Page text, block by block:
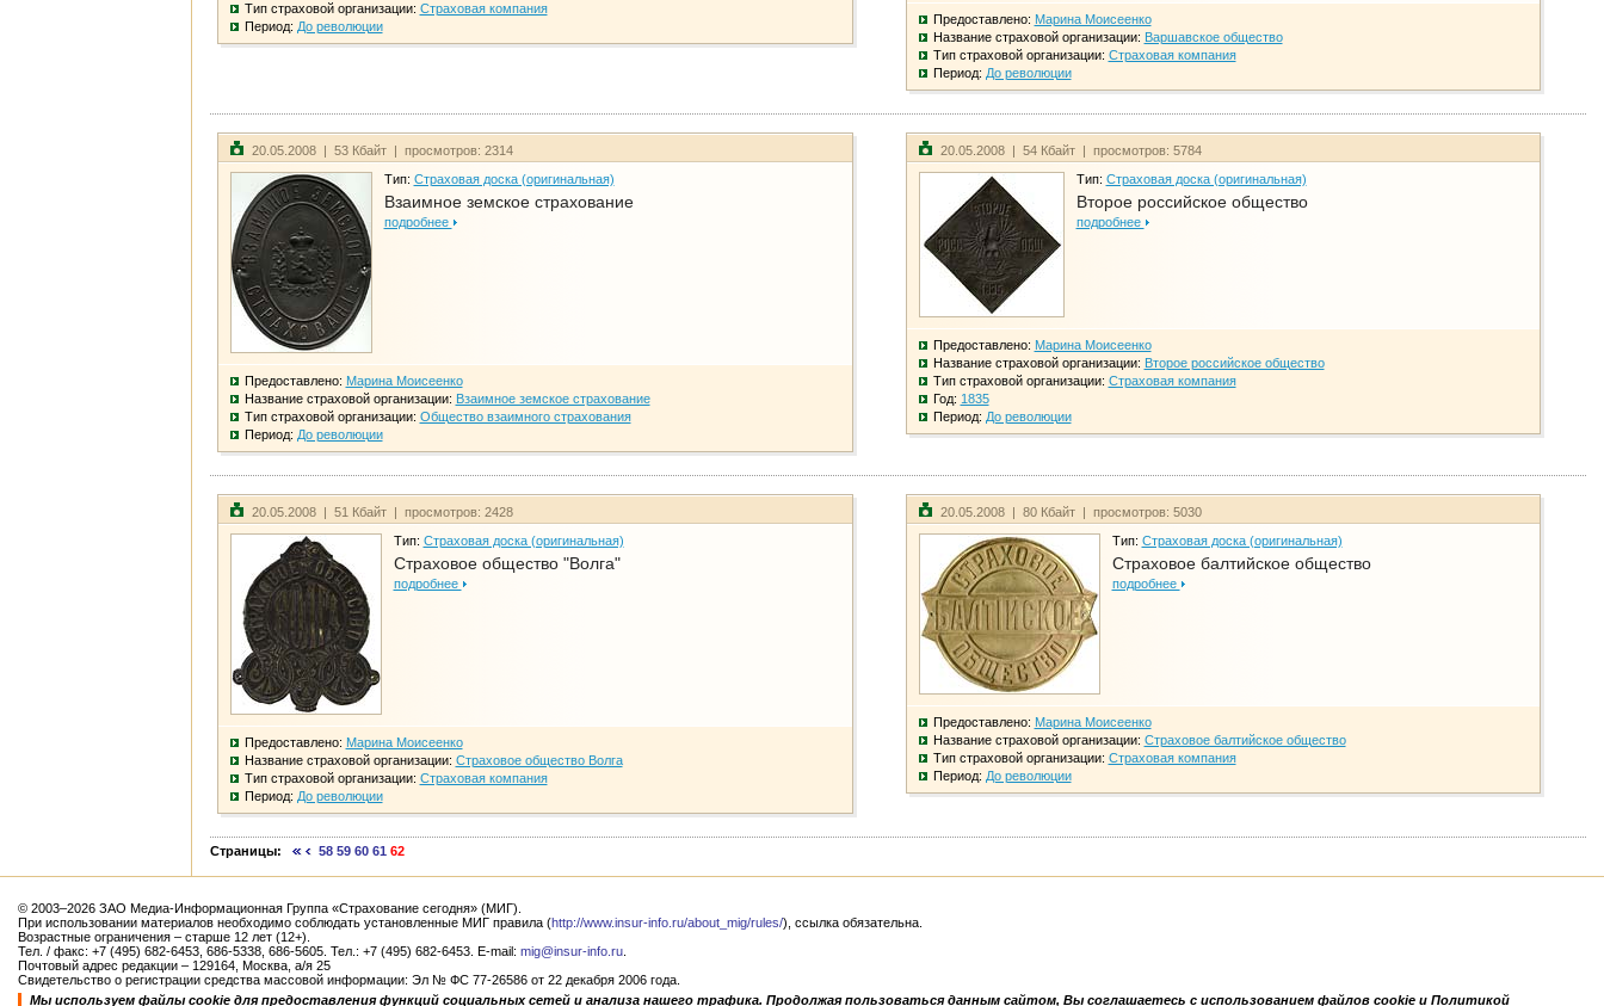
Тип страховой организации: Страховая компания
Период: До революции Предоставлено: Марина Моисеенко
Название страховой организации: Варшавское общество
Тип страховой организации: Страховая компания
Период: До революции
20.05.2008 | 53 Кбайт | просмотров: 2314
Тип: Страховая доска (оригинальная)
Взаимное земское страхование
подробнее
Предоставлено: Марина Моисеенко
Название страховой организации: Взаимное земское страхование
Тип страховой организации: Общество взаимного страхования
Период: До революции
20.05.2008 | 54 Кбайт | просмотров: 5784
Тип: Страховая доска (оригинальная)
Второе российское общество
подробнее
Предоставлено: Марина Моисеенко
Название страховой организации: Второе российское общество
Тип страховой организации: Страховая компания
Год: 1835
Период: До революции
20.05.2008 | 51 Кбайт | просмотров: 2428
Тип: Страховая доска (оригинальная)
Страховое общество "Волга"
подробнее
Предоставлено: Марина Моисеенко
Название страховой организации: Страховое общество Волга
Тип страховой организации: Страховая компания
Период: До революции
20.05.2008 | 80 Кбайт | просмотров: 5030
Тип: Страховая доска (оригинальная)
Страховое балтийское общество
подробнее
Предоставлено: Марина Моисеенко
Название страховой организации: Страховое балтийское общество
Тип страховой организации: Страховая компания
Период: До революции
Страницы: 58 59 60 61 62
© 2003–2026 ЗАО Медиа-Информационная Группа «Страхование сегодня» (МИГ).
При использовании материалов необходимо соблюдать установленные МИГ правила (http://www.insur-info.ru/about_mig/rules/), ссылка обязательна.
Возрастные ограничения – старше 12 лет (12+).
Тел. / факс: +7 (495) 682-6453, 686-5338, 686-5605. Тел.: +7 (495) 682-6453. E-mail: mig@insur-info.ru
Почтовый адрес редакции – 129164, Москва, а/я 25
Свидетельство о регистрации средства массовой информации: Эл № ФС 77-26586 от 22 декабря 2006 года.
Мы используем файлы cookie для предоставления функций социальных сетей и анализа нашего трафика. Продолжая пользоваться данным сайтом, Вы соглашаетесь с использованием файлов cookie и Политикой